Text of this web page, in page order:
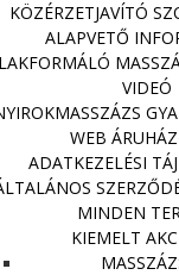
KÖZÉRZETJAVÍTÓ
ALAPVETŐ
VIDEÓ
WEB ÁRUHÁZ
ADATKEZELÉSI
MINDEN
KIEMELT